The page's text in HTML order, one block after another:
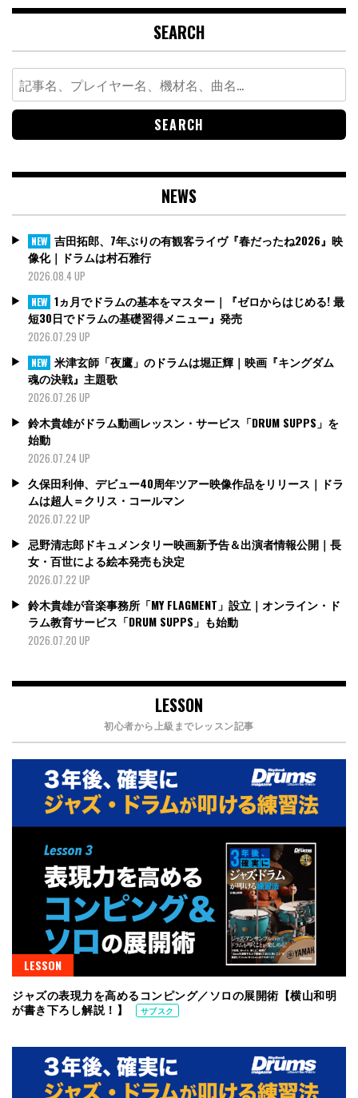
SEARCH
Search
for:
NEWS
NEW 吉田拓郎、7年ぶりの有観客ライヴ『春だったね2026』映
像化｜ドラムは村石雅行
2026.08.4 UP
NEW 1ヵ月でドラムの基本をマスター｜『ゼロからはじめる! 最
短30日でドラムの基礎習得メニュー』発売
2026.07.29 UP
NEW 米津玄師「夜鷹」のドラムは堀正輝｜映画『キングダム
魂の決戦』主題歌
2026.07.26 UP
鈴木貴雄がドラム動画レッスン・サービス「DRUM SUPPS」を
始動
2026.07.24 UP
久保田利伸、デビュー40周年ツアー映像作品をリリース｜ドラ
ムは超人＝クリス・コールマン
2026.07.22 UP
忌野清志郎ドキュメンタリー映画新予告＆出演者情報公開｜長
女・百世による絵本発売も決定
2026.07.22 UP
鈴木貴雄が音楽事務所「MY FLAGMENT」設立｜オンライン・ド
ラム教育サービス「DRUM SUPPS」も始動
2026.07.20 UP
LESSON
初心者から上級までレッスン記事
LESSON
ジャズの表現力を高めるコンピング／ソロの展開術【横山和明
が書き下ろし解説！】
サブスク